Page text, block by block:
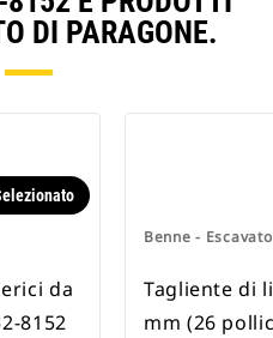
DI PARAGONE.
da
8152
Benne -
Tagliente di
mm (26